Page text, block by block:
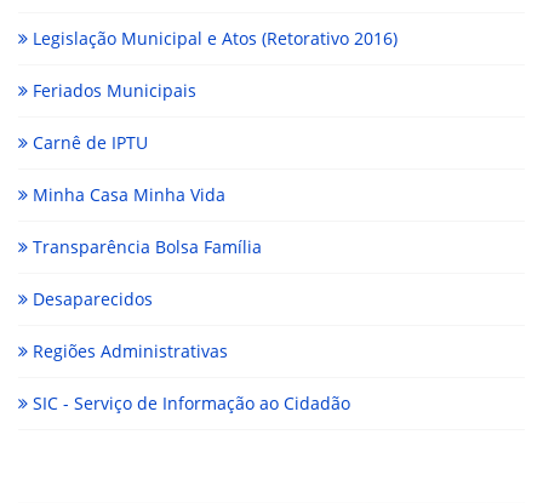
Legislação Municipal e Atos (Retorativo 2016)
Feriados Municipais
Carnê de IPTU
Minha Casa Minha Vida
Transparência Bolsa Família
Desaparecidos
Regiões Administrativas
SIC - Serviço de Informação ao Cidadão